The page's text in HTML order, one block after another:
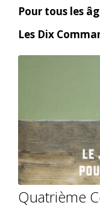
Âge
Pour tous les
Content
Les Dix
Quatrième